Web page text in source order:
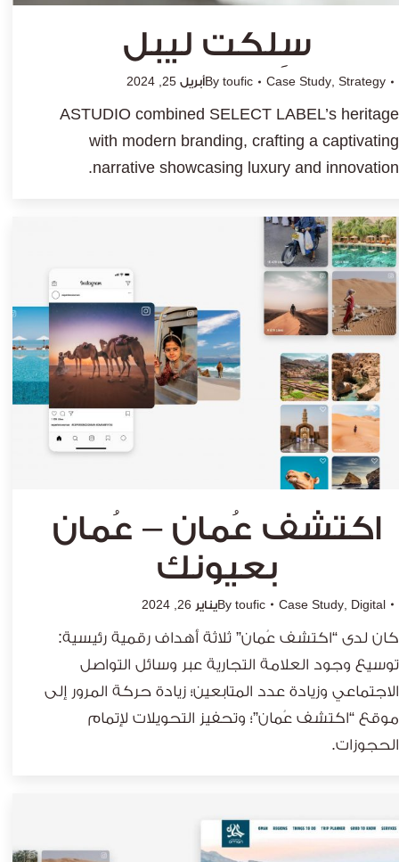
سِلكت ليبل
Case Study, Strategy
By toufic أبريل 25, 2024
ASTUDIO combined SELECT LABEL’s heritage
with modern branding, crafting a captivating
narrative showcasing luxury and innovation.
اكتشف عُمان – عُمان
بعيونك
Case Study Digital
By toufic يناير 26, 2024
كان لدى “اكتشف عُمان” ثلاثة أهداف رقمية رئيسية:
توسيع وجود العلامة التجارية عبر وسائل التواصل
الاجتماعي وزيادة عدد المتابعين؛ زيادة حركة المرور إلى
موقع “اكتشف عُمان”؛ وتحفيز التحويلات لإتمام
الحجوزات.